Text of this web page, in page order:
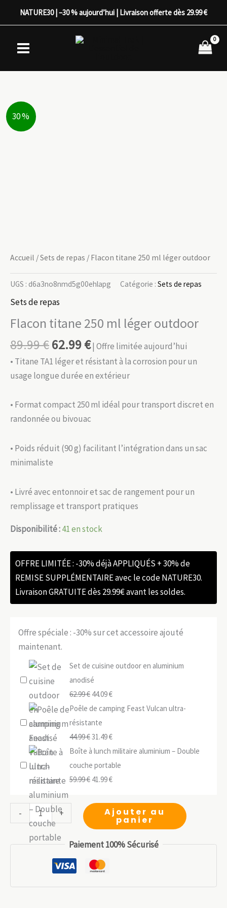
NATURE30 | –30 % aujourd’hui | Livraison offerte dès 29.99 €
30 %
Accueil /Sets de repas / Flacon titane 250 ml léger outdoor
UGS : d6a3no8nmd5g00ehlapg Catégorie : Sets de repas
Sets de repas
Flacon titane 250 ml léger outdoor
89.99€62.99€| Offre limitée aujourd’hui
• Titane TA1 léger et résistant à la corrosion pour un
usage longue durée en extérieur
• Format compact 250 ml idéal pour transport discret en
randonnée ou bivouac
• Poids réduit (90 g) facilitant l’intégration dans un sac
minimaliste
• Livré avec entonnoir et sac de rangement pour un
remplissage et transport pratiques
Disponibilité :41 en stock
OFFRE LIMITÉE : -30% déjà APPLIQUÉS + 30% de
REMISE SUPPLÉMENTAIRE avec le code NATURE30.
Livraison GRATUITE dès 29.99€ avant les soldes.
Offre spéciale : -30% sur cet accessoire ajouté
maintenant.
Set de cuisine outdoor en aluminium
anodisé
62.99€ Le
prix
initial
était :
62.99 €.
44.09€Le
prix
est :
44.09 €.
Poêle de camping Feast Vulcan ultra-
résistante
44.99€ Le
prix
initial
était :
31.49€Le
prix
actuel
est :
Boîte à lunch militaire aluminium – Double
couche portable
59.99€ Le
initial
41.99€Le
actuel
est :
-
quantité
de
Flacon
+ Ajouter au
panier
Paiement 100% Sécurisé